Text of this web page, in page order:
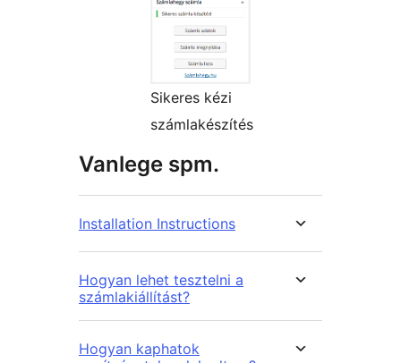
Sikeres kézi
számlakészítés
Vanlege spm.
Installation Instructions
Hogyan lehet tesztelni a
számlakiállítást?
Hogyan kaphatok